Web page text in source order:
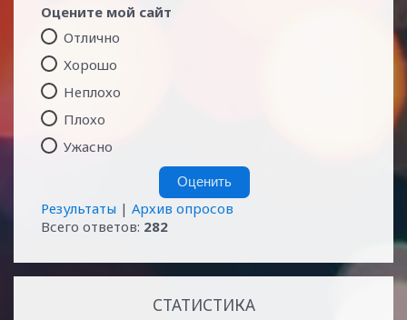
Оцените мой сайт
Отлично
Хорошо
Неплохо
Плохо
Ужасно
Результаты | Архив опросов
Всего ответов: 282
СТАТИСТИКА